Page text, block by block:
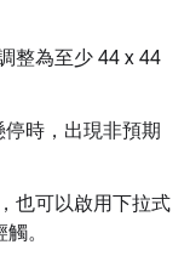
整為至少 44 x 44
時，出現非預期
也可以啟用下拉式
。